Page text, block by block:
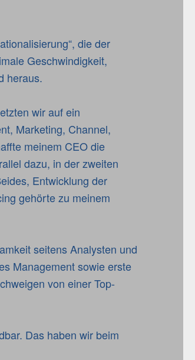
die der
Geschwindigkeit,
heraus.
wir auf ein
Marketing, Channel,
meinem CEO die
dazu, in der zweiten
Entwicklung der
gehörte zu meinem
seitens Analysten und
Management sowie erste
von einer Top-
Das haben wir beim